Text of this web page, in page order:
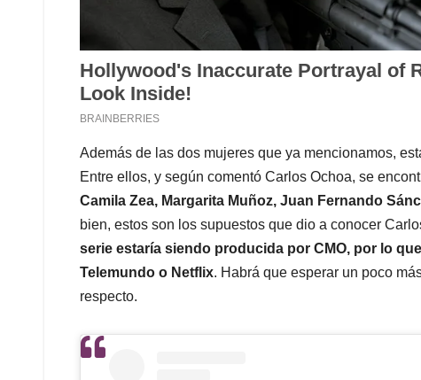
Además de las dos mujeres que ya mencionamos,
Entre ellos, y según comentó Carlos Ochoa, se
Camila Zea, Margarita Muñoz, Juan Fernando
bien, estos son los supuestos que dio a conocer
serie estaría siendo producida por CMO, por lo
Telemundo o Netflix. Habrá que esperar un poco
respecto.